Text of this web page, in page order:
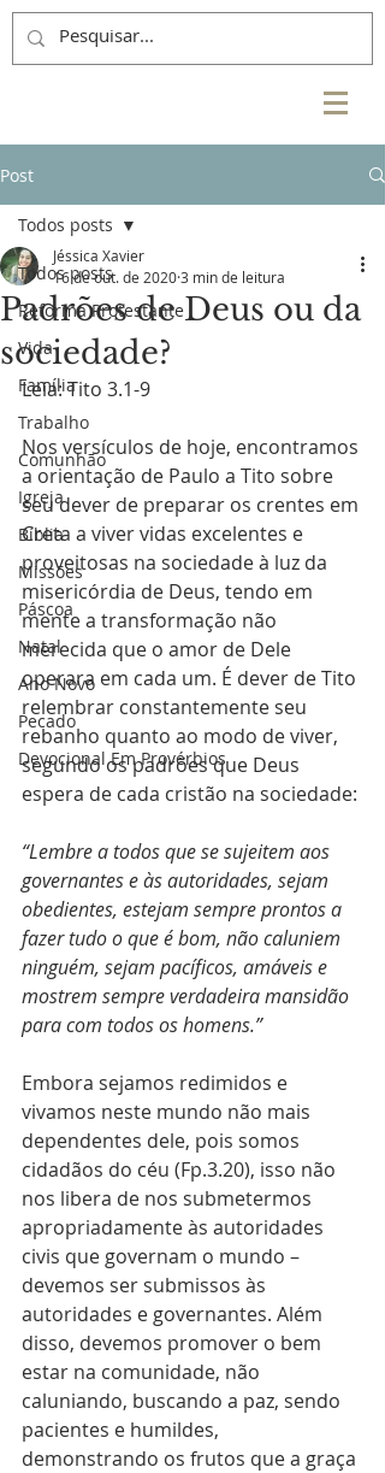
Post
Todos posts
Reforma Protestante
Vida
Família
Trabalho
Comunhão
Igreja
Bíblia
Missões
Páscoa
Natal
Ano Novo
Pecado
Devocional Em Provérbios
Todos posts
Padrões de Deus ou da
sociedade?
Jéssica Xavier
16 de out. de 20203 min de leitura
Leia: Tito 3.1-9
Nos versículos de hoje, encontramos
a orientação de Paulo a Tito sobre
seu dever de preparar os crentes em
Creta a viver vidas excelentes e
proveitosas na sociedade à luz da
misericórdia de Deus, tendo em
mente a transformação não
merecida que o amor de Dele
operara em cada um. É dever de Tito
relembrar constantemente seu
rebanho quanto ao modo de viver,
segundo os padrões que Deus
espera de cada cristão na sociedade:
“Lembre a todos que se sujeitem aos
governantes e às autoridades, sejam
obedientes, estejam sempre prontos a
fazer tudo o que é bom, não caluniem
ninguém, sejam pacíficos, amáveis e
mostrem sempre verdadeira mansidão
para com todos os homens.”
Embora sejamos redimidos e
vivamos neste mundo não mais
dependentes dele, pois somos
cidadãos do céu (Fp.3.20), isso não
nos libera de nos submetermos
apropriadamente às autoridades
civis que governam o mundo –
devemos ser submissos às
autoridades e governantes. Além
disso, devemos promover o bem
estar na comunidade, não
caluniando, buscando a paz, sendo
pacientes e humildes,
demonstrando os frutos que a graça